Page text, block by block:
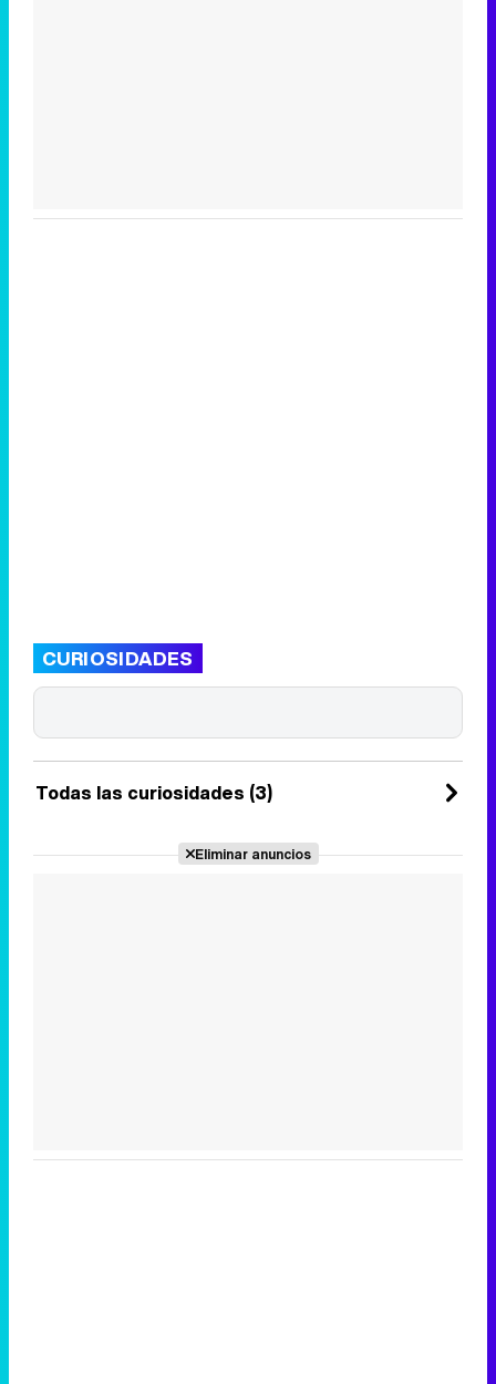
CURIOSIDADES
Todas las curiosidades (3)
Eliminar anuncios